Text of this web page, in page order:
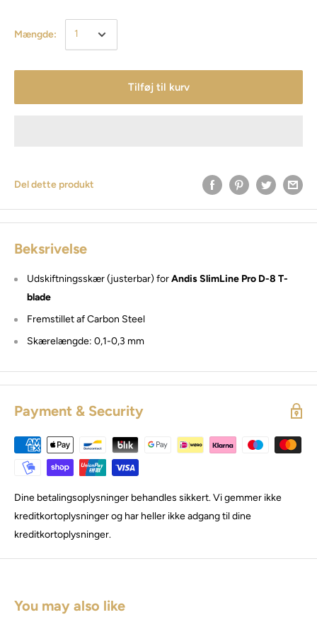
Mængde:
Tilføj til kurv
Del dette produkt
Beksrivelse
Udskiftningsskær (justerbar) forAndis SlimLine Pro D-8 T-
blade
Fremstillet af Carbon Steel
Skærelængde: 0,1-0,3 mm
Payment & Security
Dine betalingsoplysninger behandles sikkert. Vi gemmer ikke
kreditkortoplysninger og har heller ikke adgang til dine
kreditkortoplysninger.
You may also like